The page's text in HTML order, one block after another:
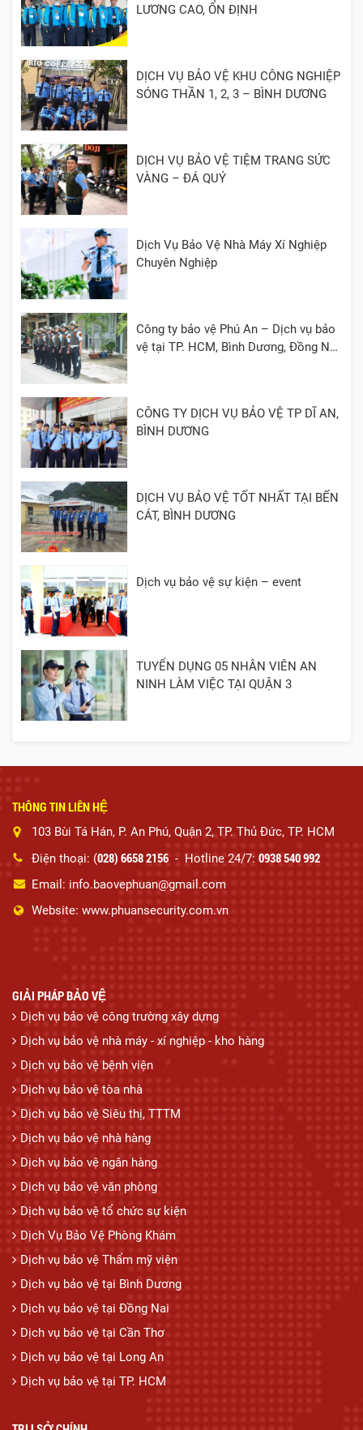
LƯƠNG CAO, ỔN ĐỊNH
DỊCH VỤ BẢO VỆ KHU CÔNG NGHIỆP
SÓNG THẦN 1, 2, 3 – BÌNH DƯƠNG
DỊCH VỤ BẢO VỆ TIỆM TRANG SỨC
VÀNG – ĐÁ QUÝ
Dịch Vụ Bảo Vệ Nhà Máy Xí Nghiệp
Chuyên Nghiệp
Công ty bảo vệ Phú An – Dịch vụ bảo
vệ tại TP. HCM, Bình Dương, Đồng Nai,
CÔNG TY DỊCH VỤ BẢO VỆ TP DĨ AN,
BÌNH DƯƠNG
DỊCH VỤ BẢO VỆ TỐT NHẤT TẠI BẾN
CÁT, BÌNH DƯƠNG
Dịch vụ bảo vệ sự kiện – event
TUYỂN DỤNG 05 NHÂN VIÊN AN
NINH LÀM VIỆC TẠI QUẬN 3
THÔNG TIN LIÊN HỆ
103 Bùi Tá Hán, P. An Phú, Quận 2, TP. Thủ Đức, TP. HCM
Điện thoại: (028) 6658 2156 - Hotline 24/7: 0938 540 992
Email: info.baovephuan@gmail.com
Website: www.phuansecurity.com.vn
GIẢI PHÁP BẢO VỆ
Dịch vụ bảo vệ công trường xây dựng
Dịch vụ bảo vệ nhà máy - xí nghiệp - kho hàng
Dịch vụ bảo vệ bệnh viện
Dịch vụ bảo vệ tòa nhà
Dịch vụ bảo vệ Siêu thị, TTTM
Dịch vụ bảo vệ nhà hàng
Dịch vụ bảo vệ ngân hàng
Dịch vụ bảo vệ văn phòng
Dịch vụ bảo vệ tổ chức sự kiện
Dịch Vụ Bảo Vệ Phòng Khám
Dịch vụ bảo vệ Thẩm mỹ viện
Dịch vụ bảo vệ tại Bình Dương
Dịch vụ bảo vệ tại Đồng Nai
Dịch vụ bảo vệ tại Cần Thơ
Dịch vụ bảo vệ tại Long An
Dịch vụ bảo vệ tại TP. HCM